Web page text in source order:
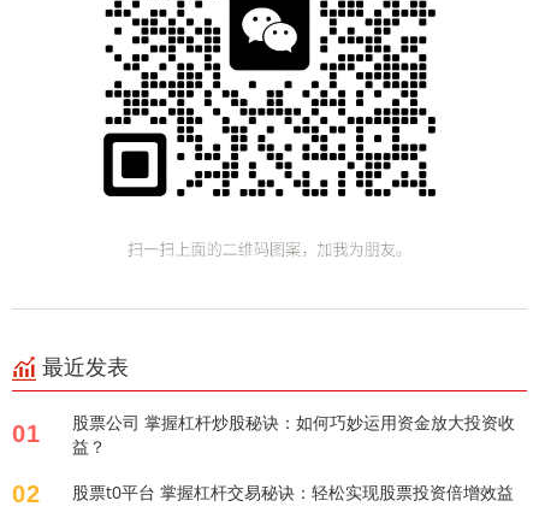
最近发表
01
股票公司 掌握杠杆炒股秘诀：如何巧妙运用资金放大投资收
益？
02 股票t0平台 掌握杠杆交易秘诀：轻松实现股票投资倍增效益